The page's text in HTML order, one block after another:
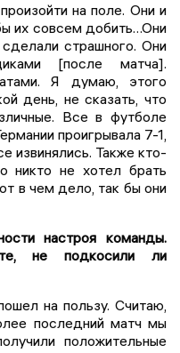
на поле. Они и
их совсем добить…Они
страшного. Они
[после матча].
Я думаю, этого
день, не сказать, что
Все в футболе
проигрывала 7-1,
извинялись. Также кто-
никто не хотел брать
в чем дело, так бы они
настроя команды.
не подкосили ли
на пользу. Считаю,
последний матч мы
положительные